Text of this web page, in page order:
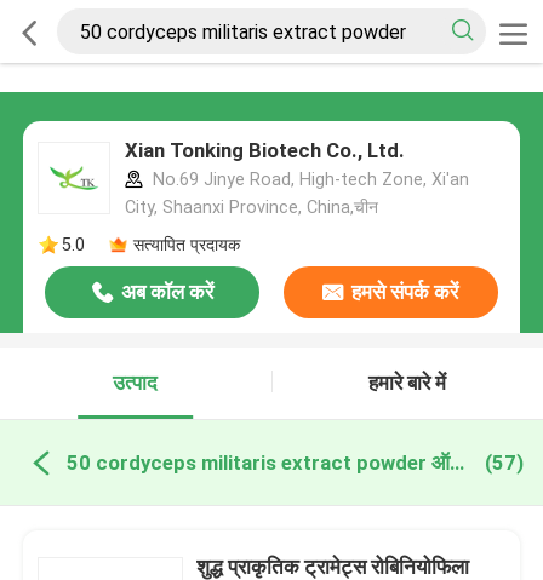
Xian Tonking Biotech Co., Ltd.
No.69 Jinye Road, High-tech Zone, Xi'an
City, Shaanxi Province, China,चीन
5.0
सत्यापित प्रदायक
अब कॉल करें हमसे संपर्क करें
उत्पाद हमारे बारे में
50 cordyceps militaris extract powder ऑनलाइन निर्माण (57)
शुद्ध प्राकृतिक ट्रामेट्स रोबिनियोफिला